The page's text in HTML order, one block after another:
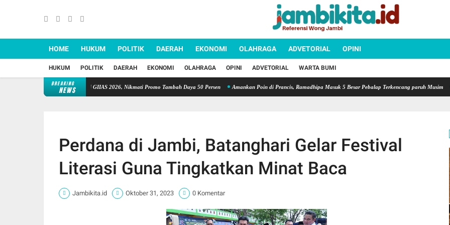
HOME HUKUM POLITIK DAERAH EKONOMI OLAHRAGA ADVETORIAL OPINI
HUKUM POLITIK DAERAH EKONOMI OLAHRAGA OPINI ADVETORIAL WARTA BUMI
BREAKING
NEWS
Kunjungi Booth PLN di GIIAS 2026, Nikmati Promo Tambah Daya 50 Persen Amankan Poin di Prancis, Ramadhipa Masuk 5 Besar Pebalap Terkencang paruh Musim PKS
Perdana di Jambi, Batanghari Gelar Festival
Literasi Guna Tingkatkan Minat Baca
Jambikita.id Oktober 31, 2023 0 Komentar